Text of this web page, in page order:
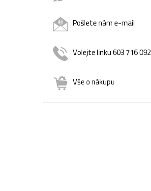
Pošlete nám e-mail
Volejte linku 603 716 092
Vše o nákupu